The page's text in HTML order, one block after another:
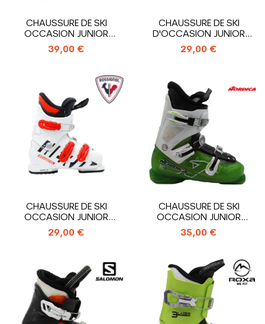
CHAUSSURE DE SKI
OCCASION JUNIOR
SALOMON T3_3
CROCHETS
39,00 €
CHAUSSURE DE SKI
D'OCCASION JUNIOR
SALOMON T2_2...
29,00 €
CHAUSSURE DE SKI
OCCASION JUNIOR
ROSSIGNOL HERO J3_3...
29,00 €
CHAUSSURE DE SKI
OCCASION JUNIOR
NORDICA TEAM T3_3...
35,00 €